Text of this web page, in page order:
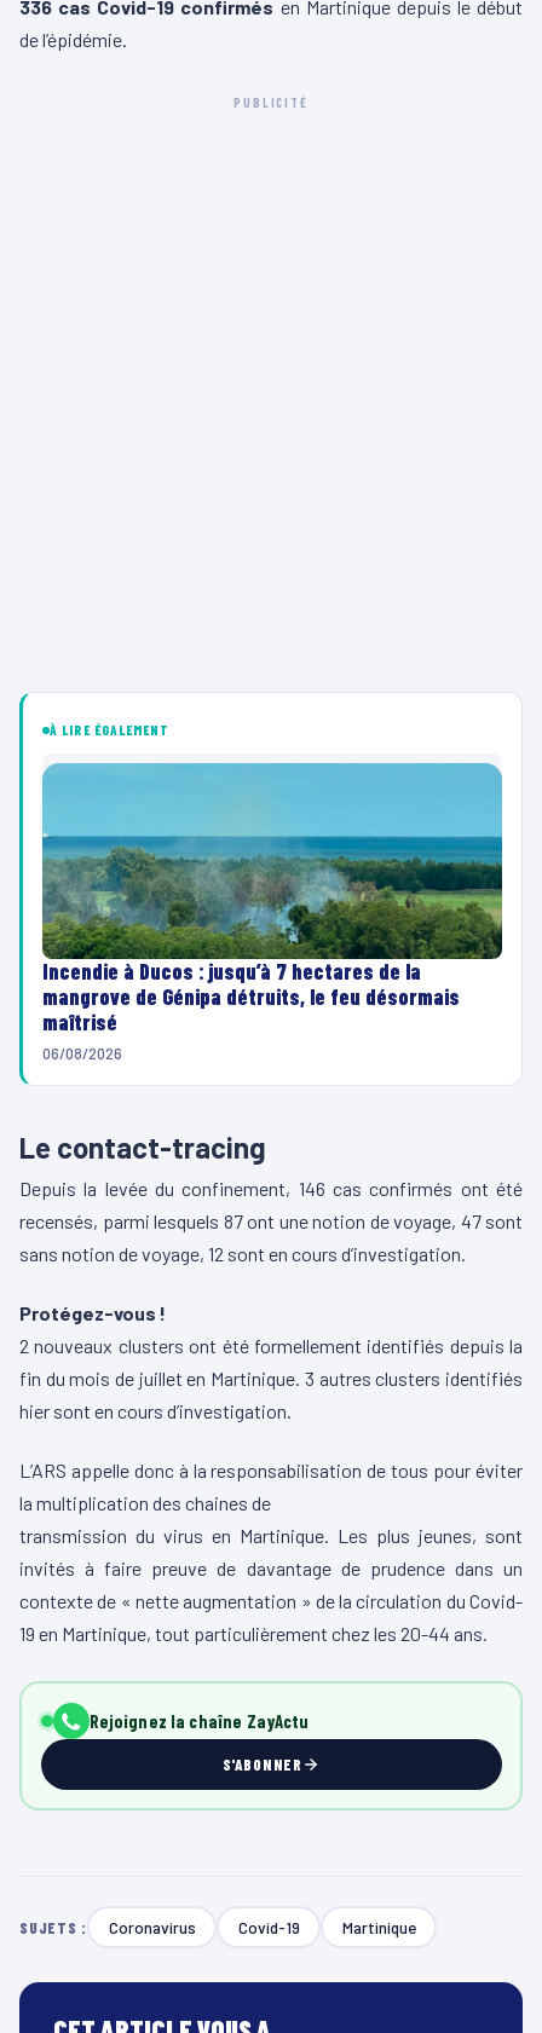
336 cas Covid-19 confirmés en Martinique depuis le début
de l’épidémie.
PUBLICITÉ
À LIRE ÉGALEMENT
Incendie à Ducos : jusqu’à 7 hectares de la
mangrove de Génipa détruits, le feu désormais
maîtrisé
06/08/2026
Le contact-tracing
Depuis la levée du confinement, 146 cas confirmés ont été
recensés, parmi lesquels 87 ont une notion de voyage, 47 sont
sans notion de voyage, 12 sont en cours d’investigation.
Protégez-vous !
2 nouveaux clusters ont été formellement identifiés depuis la
fin du mois de juillet en Martinique. 3 autres clusters identifiés
hier sont en cours d’investigation.
L’ARS appelle donc à la responsabilisation de tous pour éviter
la multiplication des chaines de
transmission du virus en Martinique. Les plus jeunes, sont
invités à faire preuve de davantage de prudence dans un
contexte de « nette augmentation » de la circulation du Covid-
19 en Martinique, tout particulièrement chez les 20-44 ans.
Rejoignez la chaîne ZayActu
S'ABONNER
SUJETS : Coronavirus Covid-19 Martinique